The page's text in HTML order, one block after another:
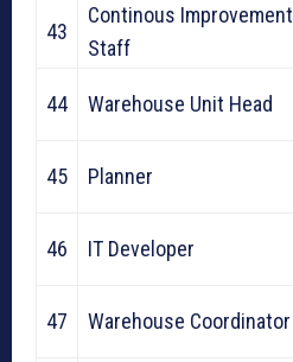
43
Continous Improvement
Staff
44 Warehouse Unit Head
45 Planner
46 IT Developer
47 Warehouse Coordinator